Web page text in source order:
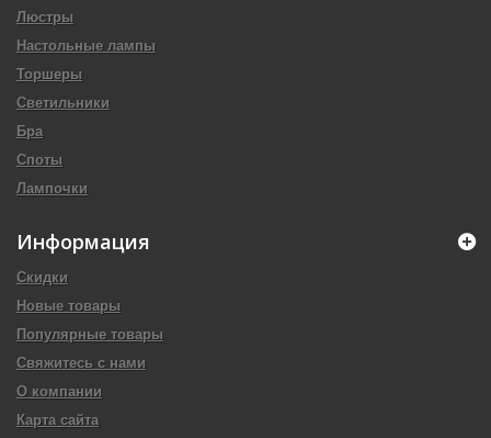
Люстры
Настольные лампы
Торшеры
Светильники
Бра
Споты
Лампочки
Информация
Скидки
Новые товары
Популярные товары
Свяжитесь с нами
О компании
Карта сайта